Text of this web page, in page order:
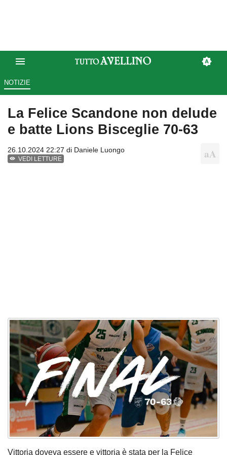
NOTIZIE
La Felice Scandone non delude
e batte Lions Bisceglie 70-63
26.10.2024 22:27 di Daniele Luongo
VEDI LETTURE
Vittoria doveva essere e vittoria è stata per la Felice